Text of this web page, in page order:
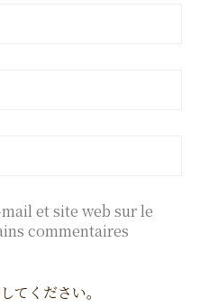
et site web sur le
commentaires
てください。